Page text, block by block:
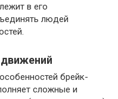
в его
людей
брейк-
сложные и